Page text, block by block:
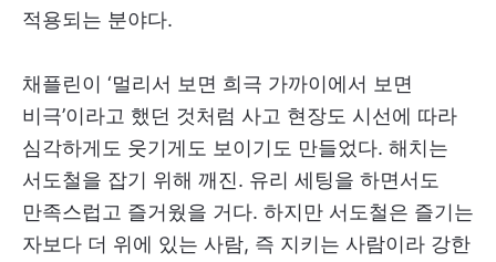
적용되는 분야다.
채플린이 ‘멀리서 보면 희극 가까이에서 보면
비극’이라고 했던 것처럼 사고 현장도 시선에 따라
심각하게도 웃기게도 보이기도 만들었다. 해치는
서도철을 잡기 위해 깨진. 유리 세팅을 하면서도
만족스럽고 즐거웠을 거다. 하지만 서도철은 즐기는
자보다 더 위에 있는 사람, 즉 지키는 사람이라 강한